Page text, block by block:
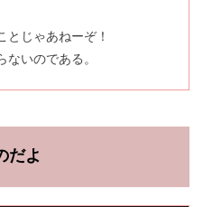
とじゃあねーぞ！
ないのである。
だよ